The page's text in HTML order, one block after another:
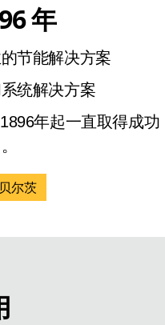
年
节能解决方案
统解决方案
年起一直取得成功
尔茨